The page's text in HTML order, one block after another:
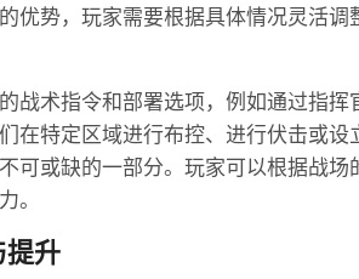
优势，玩家需要根据具体情况灵活
战术指令和部署选项，例如通过指
在特定区域进行布控、进行伏击或
可或缺的一部分。玩家可以根据战
。
提升